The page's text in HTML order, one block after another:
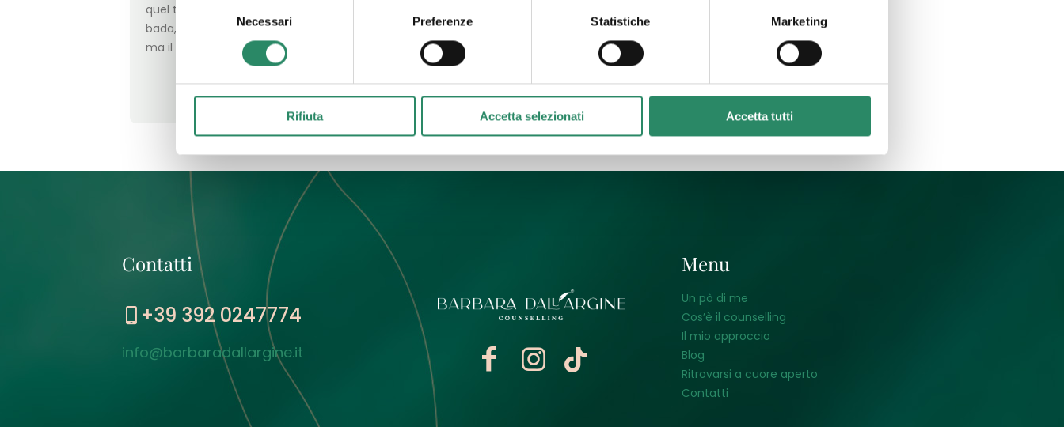
Necessari Preferenze Statistiche Marketing
Rifiuta Accetta selezionati Accetta tutti
quel tentativo malsano di tenerla a
bada, come se fosse il male peggiore,
ma il
Contatti
+39 392 0247774
info@barbaradallargine.it
Menu
Un pò di me
Cos’è il counselling
Il mio approccio
Blog
Ritrovarsi a cuore aperto
Contatti